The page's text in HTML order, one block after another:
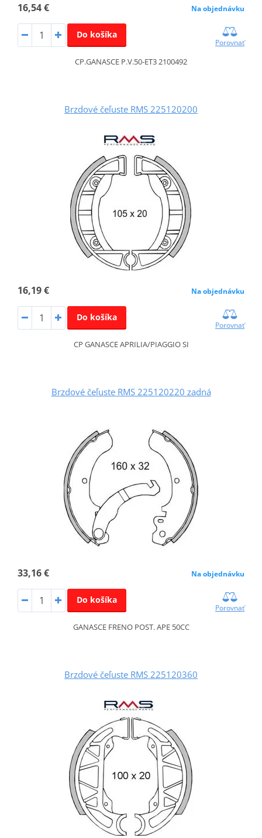
16,54 € Na objednávku
Do košíka
Porovnať
CP.GANASCE P.V.50-ET3 2100492
Brzdové čeľuste RMS 225120200
16,19 € Na objednávku
Do košíka
Porovnať
CP GANASCE APRILIA/PIAGGIO SI
Brzdové čeľuste RMS 225120220 zadná
33,16 € Na objednávku
Do košíka
Porovnať
GANASCE FRENO POST. APE 50CC
Brzdové čeľuste RMS 225120360